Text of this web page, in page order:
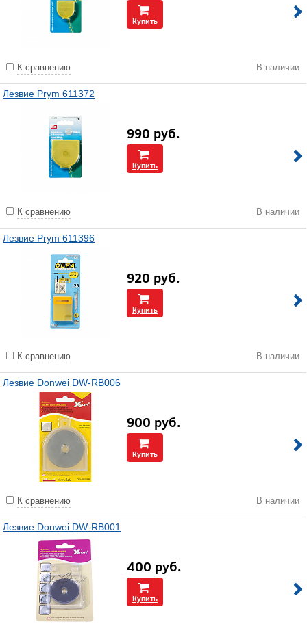
Купить
К сравнению В наличии
Лезвие Prym 611372
990 руб.
Купить
К сравнению В наличии
Лезвие Prym 611396
920 руб.
Купить
К сравнению В наличии
Лезвие Donwei DW-RB006
900 руб.
Купить
К сравнению В наличии
Лезвие Donwei DW-RB001
400 руб.
Купить